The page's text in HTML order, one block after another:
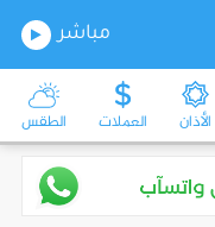
مباشر
الأذان العملات الطقس